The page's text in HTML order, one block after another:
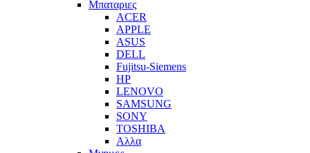
Μπαταριες
ACER
APPLE
ASUS
DELL
Fujitsu-Siemens
HP
LENOVO
SAMSUNG
SONY
TOSHIBA
Αλλα